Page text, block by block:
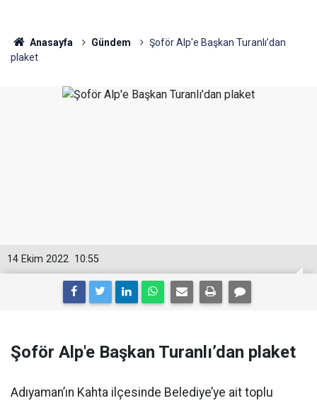
Anasayfa Gündem
Şoför Alp'e Başkan Turanlı’dan
plaket
10:55
14 Ekim 2022
Şoför Alp'e Başkan Turanlı’dan plaket
Adıyaman’ın Kahta ilçesinde Belediye’ye ait toplu